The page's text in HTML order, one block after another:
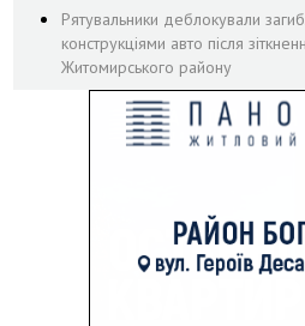
Рятувальники деблокували
конструкціями авто після
Житомирського району